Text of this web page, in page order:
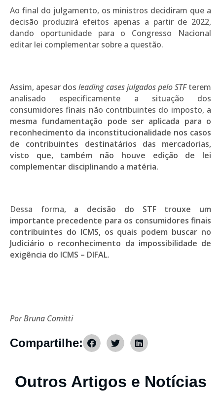
Ao final do julgamento, os ministros decidiram que a
decisão produzirá efeitos apenas a partir de 2022,
dando oportunidade para o Congresso Nacional
editar lei complementar sobre a questão.
Assim, apesar dosleading cases julgados pelo STFterem
analisado especificamente a situação dos
consumidores finais não contribuintes do imposto, a
mesma fundamentação pode ser aplicada para o
reconhecimento da inconstitucionalidade nos casos
de contribuintes destinatários das mercadorias,
visto que, também não houve edição de lei
complementar disciplinando a matéria.
Dessa forma, a decisão do STF trouxe um
importante precedente para os consumidores finais
contribuintes do ICMS, os quais podem buscar no
Judiciário o reconhecimento da impossibilidade de
exigência do ICMS – DIFAL.
Por Bruna Comitti
Compartilhe:
Outros Artigos e Notícias